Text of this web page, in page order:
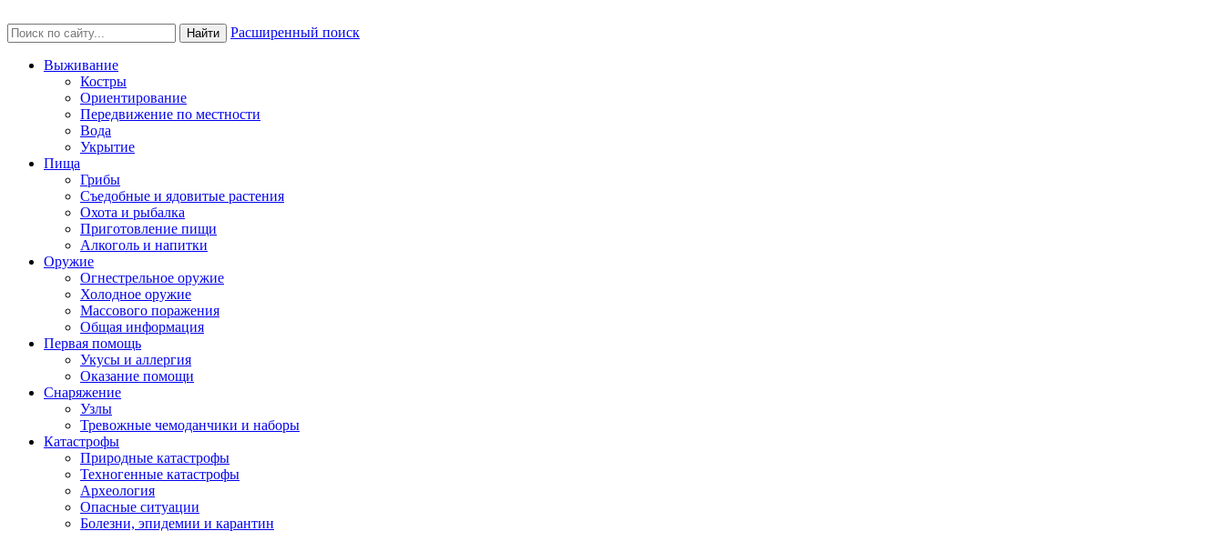
Найти Расширенный поиск
Выживание
Костры
Ориентирование
Передвижение по местности
Вода
Укрытие
Пища
Грибы
Съедобные и ядовитые растения
Охота и рыбалка
Приготовление пищи
Алкоголь и напитки
Оружие
Огнестрельное оружие
Холодное оружие
Массового поражения
Общая информация
Первая помощь
Укусы и аллергия
Оказание помощи
Снаряжение
Узлы
Тревожные чемоданчики и наборы
Катастрофы
Природные катастрофы
Техногенные катастрофы
Археология
Опасные ситуации
Болезни, эпидемии и карантин